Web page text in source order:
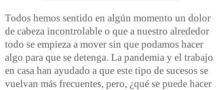
Todos hemos sentido en algún momento un dolor
de cabeza incontrolable o que a nuestro alrededor
todo se empieza a mover sin que podamos hacer
algo para que se detenga. La pandemia y el trabajo
en casa han ayudado a que este tipo de sucesos se
vuelvan más frecuentes, pero, ¿qué se puede hacer